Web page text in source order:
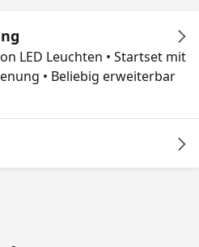
LED Leuchten • Startset mit
• Beliebig erweiterbar